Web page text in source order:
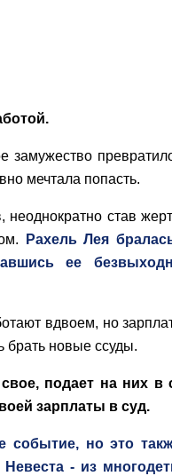
замужество
мечтала попасть.
став
Рахель Лея
ее
вдвоем, но
брать новые ссуды.
подает на них в
зарплаты в суд.
событие, но это
- из